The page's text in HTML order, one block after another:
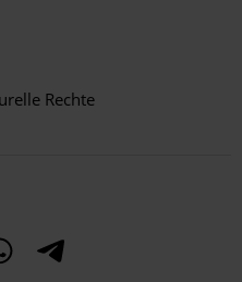
Rechte